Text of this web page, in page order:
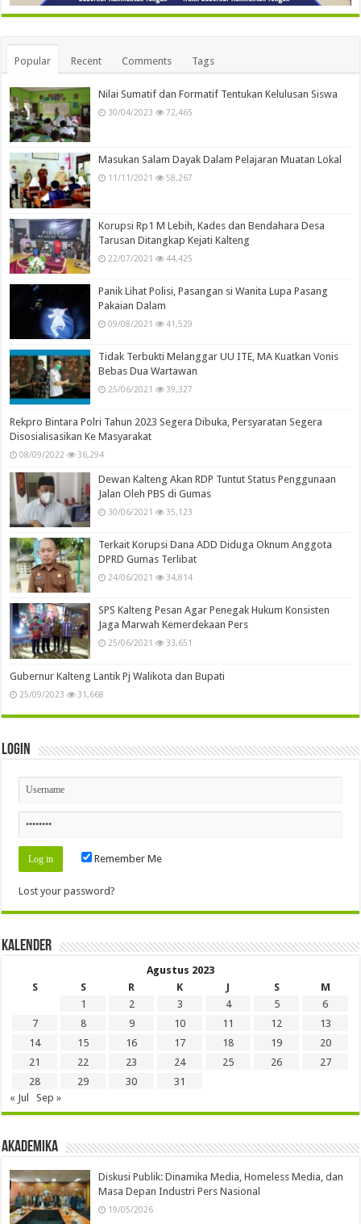
Popular Recent Comments Tags
Nilai Sumatif dan Formatif Tentukan Kelulusan Siswa
30/04/2023 72,465
Masukan Salam Dayak Dalam Pelajaran Muatan Lokal
11/11/2021 58,267
Korupsi Rp1 M Lebih, Kades dan Bendahara Desa
Tarusan Ditangkap Kejati Kalteng
22/07/2021 44,425
Panik Lihat Polisi, Pasangan si Wanita Lupa Pasang
Pakaian Dalam
09/08/2021 41,529
Tidak Terbukti Melanggar UU ITE, MA Kuatkan Vonis
Bebas Dua Wartawan
25/06/2021 39,327
Rekpro Bintara Polri Tahun 2023 Segera Dibuka, Persyaratan Segera
Disosialisasikan Ke Masyarakat
08/09/2022 36,294
Dewan Kalteng Akan RDP Tuntut Status Penggunaan
Jalan Oleh PBS di Gumas
30/06/2021 35,123
Terkait Korupsi Dana ADD Diduga Oknum Anggota
DPRD Gumas Terlibat
24/06/2021 34,814
SPS Kalteng Pesan Agar Penegak Hukum Konsisten
Jaga Marwah Kemerdekaan Pers
25/06/2021 33,651
Gubernur Kalteng Lantik Pj Walikota dan Bupati
25/09/2023 31,668
Login
Remember Me
Lost your password?
Kalender
Agustus 2023
S
S R K J S
M
1
2 3 4 5
6
7
8 9 10 11 12
13
14
15 16 17 18 19
20
21
22 23 24 25 26
27
28
29 30
31
« Jul
Sep »
Akademika
Diskusi Publik: Dinamika Media, Homeless Media, dan
Masa Depan Industri Pers Nasional
19/05/2026